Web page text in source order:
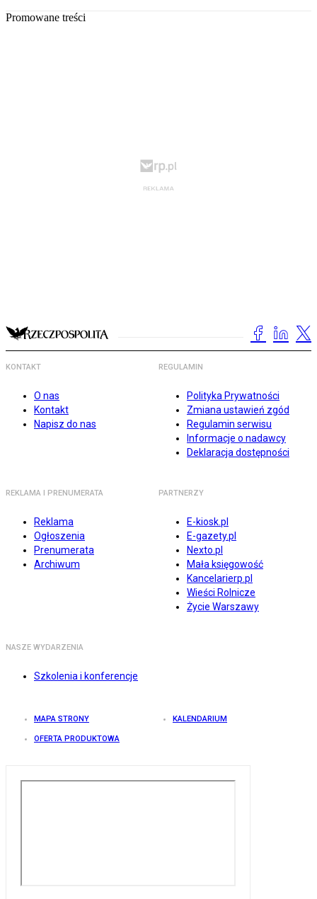
Promowane treści
KONTAKT
O nas
Kontakt
Napisz do nas
REGULAMIN
Polityka Prywatności
Zmiana ustawień zgód
Regulamin serwisu
Informacje o nadawcy
Deklaracja dostępności
REKLAMA I PRENUMERATA
Reklama
Ogłoszenia
Prenumerata
Archiwum
PARTNERZY
E-kiosk.pl
E-gazety.pl
Nexto.pl
Mała księgowość
Kancelarierp.pl
Wieści Rolnicze
Życie Warszawy
NASZE WYDARZENIA
Szkolenia i konferencje
MAPA STRONY KALENDARIUM
OFERTA PRODUKTOWA